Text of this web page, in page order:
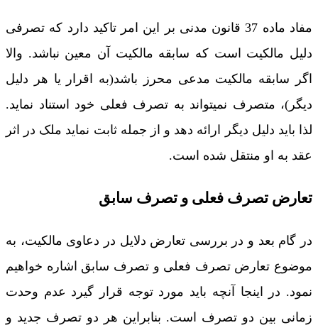
مفاد ماده 37 قانون مدنی بر این امر تاکید دارد که تصرفی
دلیل مالکیت است که سابقه مالکیت آن معین نباشد. والا
اگر سابقه مالکیت مدعی محرز باشد(به اقرار یا هر دلیل
دیگر)، متصرف نمیتواند به تصرف فعلی خود استناد نماید.
لذا باید دلیل دیگر ارائه دهد و از جمله ثابت نماید ملک در اثر
عقد به او منتقل شده است.
تعارض تصرف فعلی و تصرف سابق
در گام بعد و در بررسی تعارض دلایل در دعاوی مالکیت، به
موضوع تعارض تصرف فعلی و تصرف سابق اشاره خواهیم
نمود. در اینجا آنچه باید مورد توجه قرار گیرد عدم وحدت
زمانی بین دو تصرف است. بنابراین هر دو تصرف جدید و